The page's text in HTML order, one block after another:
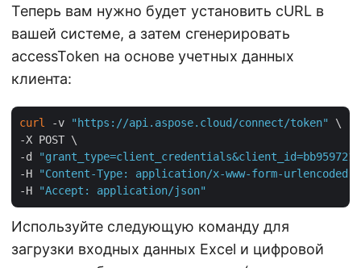
Теперь вам нужно будет установить cURL в
вашей системе, а затем сгенерировать
accessToken на основе учетных данных
клиента:
curl -v "https://api.aspose.cloud/connect/token"
\
-X POST \
-d
"grant_type=client_credentials&client_id=bb959721-
-H
"Content-Type: application/x-www-form-urlencoded"
-H
"Accept: application/json"
Используйте следующую команду для
загрузки входных данных Excel и цифровой